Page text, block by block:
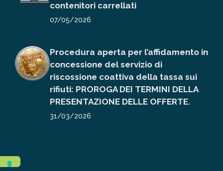
contenitori carrellati
07/05/2026
Procedura aperta per l’affidamento in
concessione del servizio di
riscossione coattiva della tassa sui
rifiuti: PROROGA DEI TERMINI DELLA
PRESENTAZIONE DELLE OFFERTE.
31/03/2026